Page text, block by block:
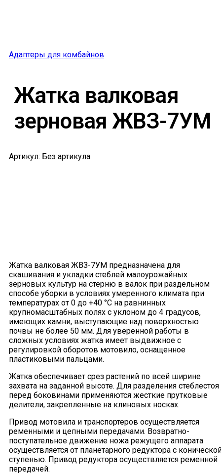
Адаптеры для комбайнов
Жатка валковая
зерновая ЖВЗ-7УМ
Артикул: Без артикула
Жатка валковая ЖВЗ-7УМ предназначена для
скашивания и укладки стеблей малоурожайных
зерновых культур на стерню в валок при раздельном
способе уборки в условиях умеренного климата при
температурах от 0 до +40 °С на равнинных
крупномасштабных полях с уклоном до 4 градусов,
имеющих камни, выступающие над поверхностью
почвы не более 50 мм. Для уверенной работы в
сложных условиях жатка имеет выдвижное с
регулировкой оборотов мотовило, оснащенное
пластиковыми пальцами.
Жатка обеспечивает срез растений по всей ширине
захвата на заданной высоте. Для разделения стеблестоя
перед боковинами применяются жесткие прутковые
делители, закрепленные на клиновых носках.
Привод мотовила и транспортеров осуществляется
ременными и цепными передачами. Возвратно-
поступательное движение ножа режущего аппарата
осуществляется от планетарного редуктора с
ступенью. Привод редуктора осуществляется ременной
передачей.